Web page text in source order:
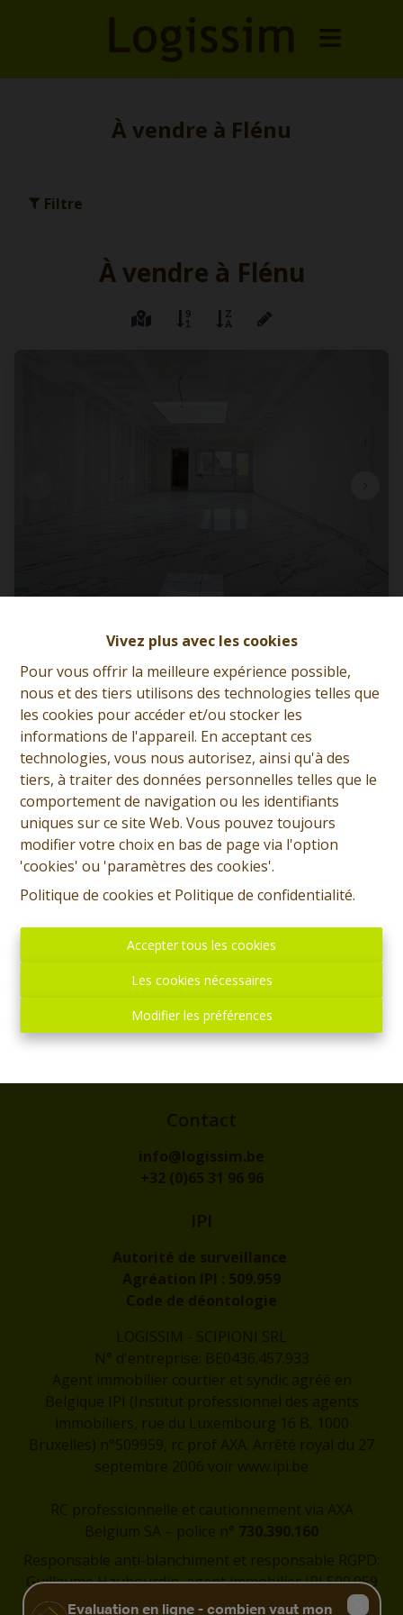
Vivez plus avec les cookies
Pour vous offrir la meilleure expérience possible,
nous et des tiers utilisons des technologies telles que
les cookies pour accéder et/ou stocker les
informations de l'appareil. En acceptant ces
technologies, vous nous autorisez, ainsi qu'à des
tiers, à traiter des données personnelles telles que le
comportement de navigation ou les identifiants
uniques sur ce site Web. Vous pouvez toujours
modifier votre choix en bas de page via l'option
'cookies' ou 'paramètres des cookies'.
Politique de cookies et Politique de confidentialité.
Accepter tous les cookies
Les cookies nécessaires
Modifier les préférences
À vendre à Flénu
Filtre
À vendre à Flénu
7012 Flénu | Ref : 11406
€ 170.000
Adresse
Contact
info@logissim.be
+32 (0)65 31 96 96
IPI
Autorité de surveillance
Agréation IPI : 509.959
Code de déontologie
LOGISSIM - SCIPIONI SRL
N° d'entreprise: BE0436.457.933
Agent immobilier courtier et syndic agréé en
Belgique IPI (Institut professionnel des agents
immobiliers, rue du Luxembourg 16 B, 1000
Bruxelles) n°509959, rc prof AXA. Arrêté royal du 27
septembre 2006 voir www.ipi.be
RC professionnelle et cautionnement via AXA
Belgium SA – police n° 730.390.160
Responsable anti-blanchiment et responsable RGPD:
Guillaume Haubourdin, agent immobilier IPI 509.959
-guillaume@logissim.be